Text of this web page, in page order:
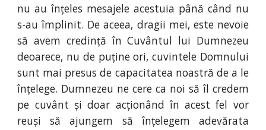
nu au înțeles mesajele acestuia până când nu
s-au împlinit. De aceea, dragii mei, este nevoie
să avem credință în Cuvântul lui Dumnezeu
deoarece, nu de puține ori, cuvintele Domnului
sunt mai presus de capacitatea noastră de a le
înțelege. Dumnezeu ne cere ca noi să îl credem
pe cuvânt și doar acționând în acest fel vor
reuși să ajungem să înțelegem adevărata